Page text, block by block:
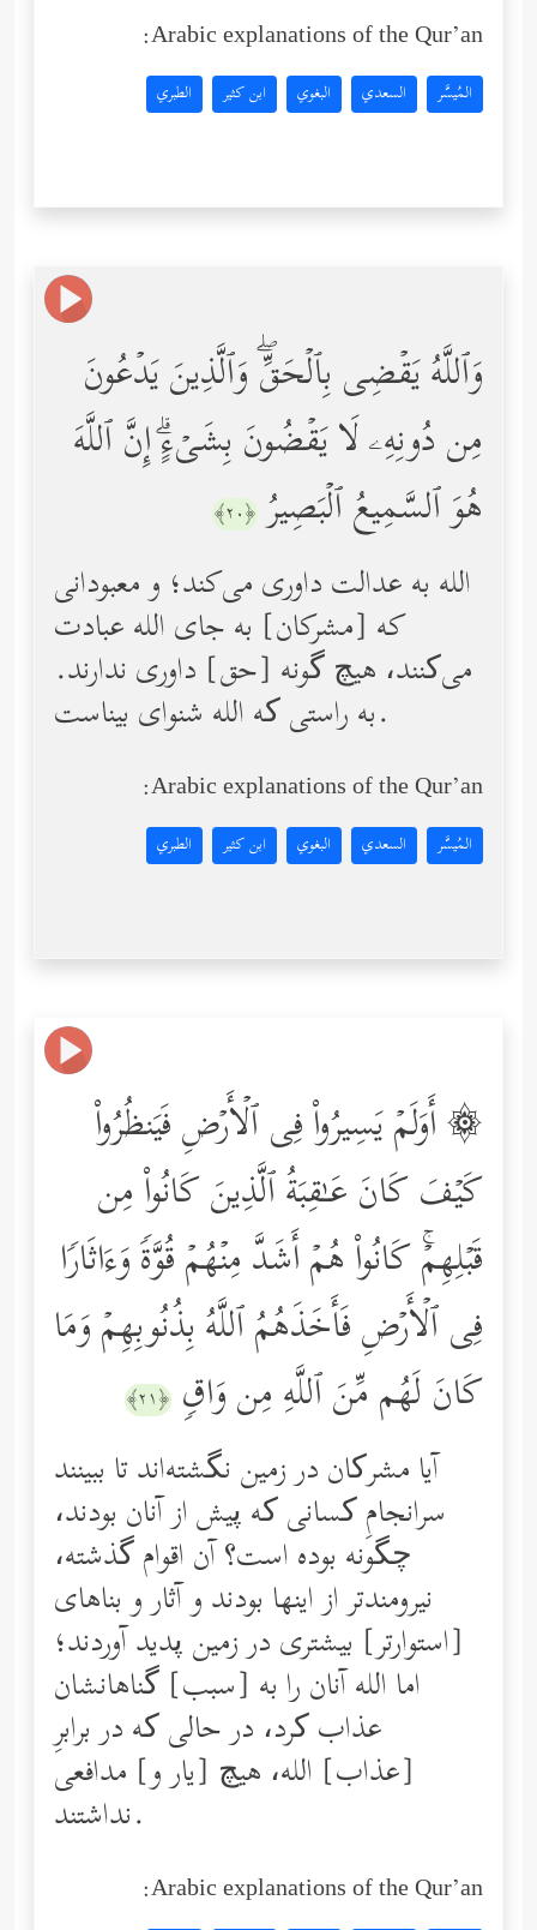
Arabic explanations of the Qur’an:
المُيسَّر السعدي البغوي ابن كثير الطبري
وَٱللَّهُ یَقۡضِی بِٱلۡحَقِّۖ وَٱلَّذِینَ یَدۡعُونَ
مِن دُونِهِۦ لَا یَقۡضُونَ بِشَیۡءٍۗ إِنَّ ٱللَّهَ
هُوَ ٱلسَّمِیعُ ٱلۡبَصِیرُ ﴿٢٠﴾
الله به عدالت داوری مى‌كند؛ و معبودانى
كه [مشركان] به جاى الله عبادت
می‌کنند، هیچ گونه [حق] داوری ندارند.
به راستی که الله شنوای بیناست.
Arabic explanations of the Qur’an:
المُيسَّر السعدي البغوي ابن كثير الطبري
۞ أَوَلَمۡ یَسِیرُواْ فِی ٱلۡأَرۡضِ فَیَنظُرُواْ
كَیۡفَ كَانَ عَـٰقِبَةُ ٱلَّذِینَ كَانُواْ مِن
قَبۡلِهِمۡۚ كَانُواْ هُمۡ أَشَدَّ مِنۡهُمۡ قُوَّةࣰ وَءَاثَارࣰا
فِی ٱلۡأَرۡضِ فَأَخَذَهُمُ ٱللَّهُ بِذُنُوبِهِمۡ وَمَا
كَانَ لَهُم مِّنَ ٱللَّهِ مِن وَاقࣲ ﴿٢١﴾
آیا مشرکان در زمین نگشته‌اند تا ببینند
سرانجامِ کسانی که پیش از آنان بودند،
چگونه بوده است؟ آن اقوام گذشته،
نیرومندتر از اینها بودند و آثار و بناهای
[استوارتر] بیشتری در زمین پدید آوردند؛
اما الله آنان را به [سبب] گناهانشان
عذاب کرد، در حالی که در برابرِ
[عذاب] الله، هیچ [یار و] مدافعی
نداشتند.
Arabic explanations of the Qur’an: